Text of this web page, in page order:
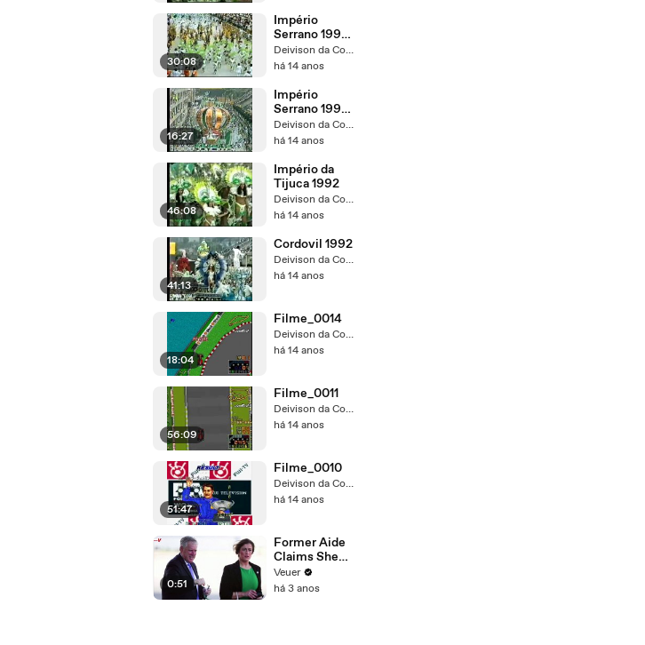
30:08
Império
Serrano 1992 -
Parte 2
Deivison da Conceição
há 14 anos
16:27
Império
Serrano 1992 -
Parte 1
Deivison da Conceição
há 14 anos
46:08
Império da
Tijuca 1992
Deivison da Conceição
há 14 anos
41:13
Cordovil 1992
Deivison da Conceição
há 14 anos
18:04
Filme_0014
Deivison da Conceição
há 14 anos
56:09
Filme_0011
Deivison da Conceição
há 14 anos
51:47
Filme_0010
Deivison da Conceição
há 14 anos
0:51
Former Aide
Claims She
Was Asked to
Make a ‘Hit
Veuer
há 3 anos